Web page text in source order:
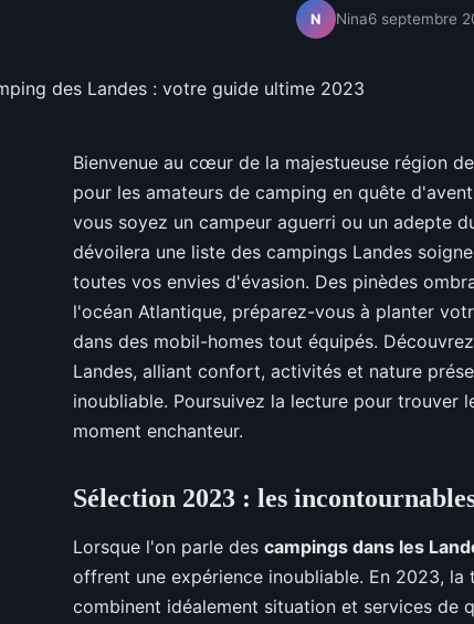
N Nina6 septembre
Bienvenue au cœur de la majestueuse région
pour les amateurs de camping en quête
vous soyez un campeur aguerri ou un adepte
dévoilera une liste des campings Landes
toutes vos envies d'évasion. Des pinèdes
l'océan Atlantique, préparez-vous à planter
dans des mobil-homes tout équipés.
Landes, alliant confort, activités et nature
inoubliable. Poursuivez la lecture pour trouver
moment enchanteur.
Sélection 2023 : les
Lorsque l'on parle des campings dans les
offrent une expérience inoubliable. En 2023, la
combinent idéalement situation et services de